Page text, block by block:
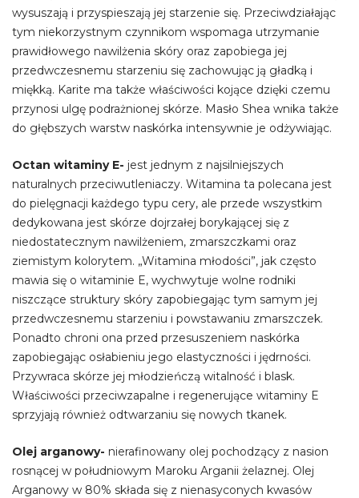
wysuszają i przyspieszają jej starzenie się. Przeciwdziałając
tym niekorzystnym czynnikom wspomaga utrzymanie
prawidłowego nawilżenia skóry oraz zapobiega jej
przedwczesnemu starzeniu się zachowując ją gładką i
miękką. Karite ma także właściwości kojące dzięki czemu
przynosi ulgę podrażnionej skórze. Masło Shea wnika także
do głębszych warstw naskórka intensywnie je odżywiając.
Octan witaminy E- jest jednym z najsilniejszych
naturalnych przeciwutleniaczy. Witamina ta polecana jest
do pielęgnacji każdego typu cery, ale przede wszystkim
dedykowana jest skórze dojrzałej borykającej się z
niedostatecznym nawilżeniem, zmarszczkami oraz
ziemistym kolorytem. „Witamina młodości”, jak często
mawia się o witaminie E, wychwytuje wolne rodniki
niszczące struktury skóry zapobiegając tym samym jej
przedwczesnemu starzeniu i powstawaniu zmarszczek.
Ponadto chroni ona przed przesuszeniem naskórka
zapobiegając osłabieniu jego elastyczności i jędrności.
Przywraca skórze jej młodzieńczą witalność i blask.
Właściwości przeciwzapalne i regenerujące witaminy E
sprzyjają również odtwarzaniu się nowych tkanek.
Olej arganowy- nierafinowany olej pochodzący z nasion
rosnącej w południowym Maroku Arganii żelaznej. Olej
Arganowy w 80% składa się z nienasyconych kwasów